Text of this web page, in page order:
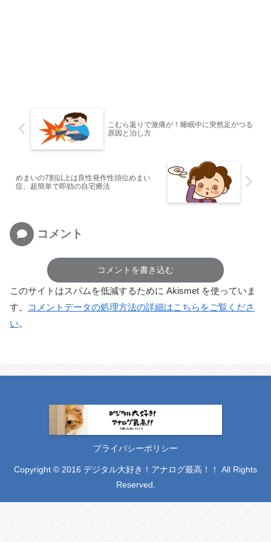
こむら返りで激痛が！睡眠中に突然足がつる
原因と治し方
めまいの7割以上は良性発作性頭位めまい
症、超簡単で即効の自宅療法
コメント
コメントを書き込む
このサイトはスパムを低減するために Akismet を使っていま
す。
コメントデータの処理方法の詳細はこちらをご覧くださ
い。
プライバシーポリシー
Copyright © 2016 デジタル大好き！アナログ最高！！ All Rights
Reserved.